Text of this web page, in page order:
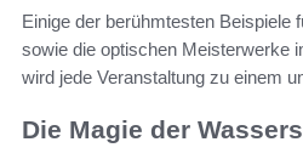
Einige der berühmtesten Beispiele
sowie die optischen Meisterwerke
wird jede Veranstaltung zu einem
Die Magie der